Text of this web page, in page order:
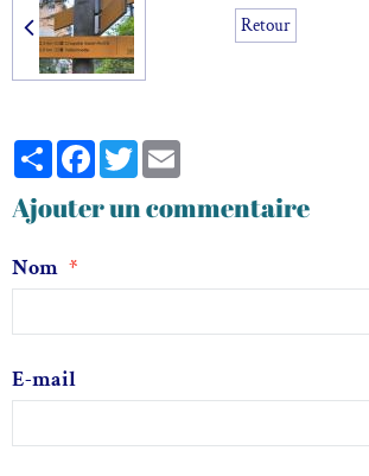
Retour
PartagerFacebook
Twitter
Ajouter un commentaire
Nom
E-mail